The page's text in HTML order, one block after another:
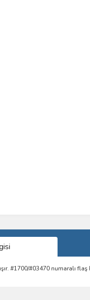
#1700/#03470 numaralı